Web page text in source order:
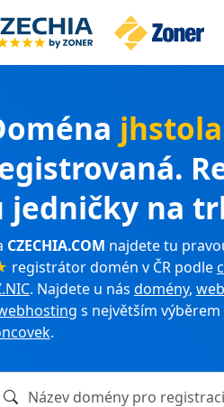
jedničky na
CZECHIA.COM najdete tu
registrátor domén v ČR podle
. Najdete u nás domény,
s největším výběrem
.
Název domény k registraci nebo